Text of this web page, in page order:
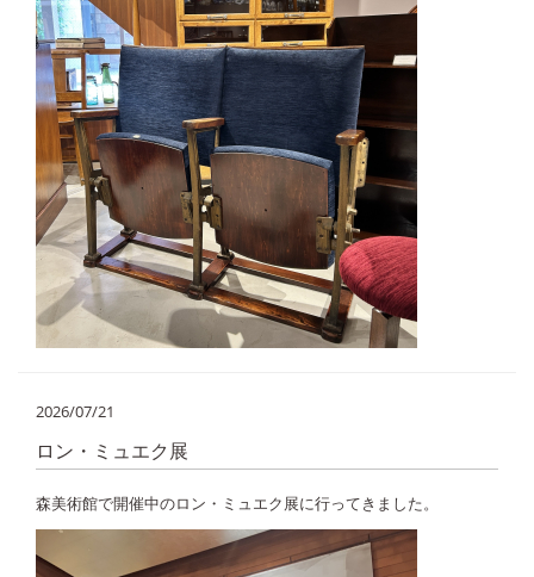
2026/07/21
ロン・ミュエク展
森美術館で開催中のロン・ミュエク展に行ってきました。